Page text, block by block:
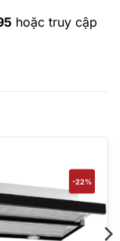
hoặc truy cập
-22%